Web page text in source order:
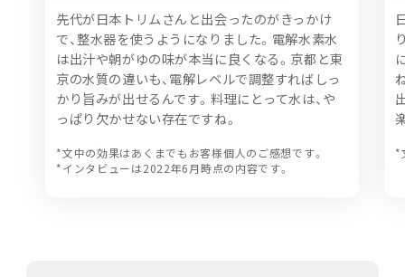
先代が日本トリムさんと出会ったのがきっかけ
で、整水器を使うようになりました。電解水素水
は出汁や朝がゆの味が本当に良くなる。京都と東
京の水質の違いも、電解レベルで調整すればしっ
かり旨みが出せるんです。料理にとって水は、や
っぱり欠かせない存在ですね。
*文中の効果はあくまでもお客様個人のご感想です。
*インタビューは2022年6月時点の内容です。
*